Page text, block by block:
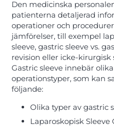
Den medicinska
patienterna detaljerad
operationer och
jämförelser, till exempel
sleeve, gastric sleeve vs.
revision eller icke-kirurgisk
Gastric sleeve innebär
operationstyper, som kan
följande:
Olika typer av gastric
Laparoskopisk Sleeve